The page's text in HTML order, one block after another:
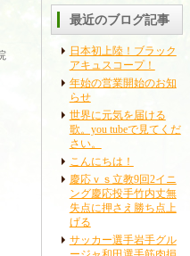
最近のブログ記事
日本初上陸！ブラック
アキュスコープ！
年始の営業開始のお知
らせ
世界に元気を届ける
歌。you tubeで見てくだ
さい。
こんにちは！
慶応ｖｓ立教9回2イニ
ング慶応投手竹内丈無
失点に押さえ勝ち点上
げる
サッカー選手岩手グル